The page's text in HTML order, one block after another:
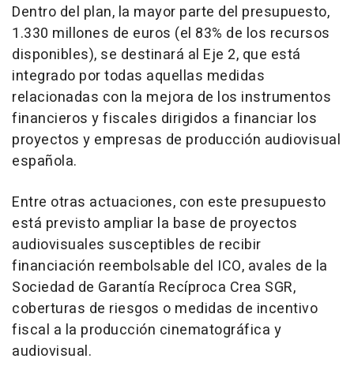
Dentro del plan, la mayor parte del presupuesto,
1.330 millones de euros (el 83% de los recursos
disponibles), se destinará al Eje 2, que está
integrado por todas aquellas medidas
relacionadas con la mejora de los instrumentos
financieros y fiscales dirigidos a financiar los
proyectos y empresas de producción audiovisual
española.
Entre otras actuaciones, con este presupuesto
está previsto ampliar la base de proyectos
audiovisuales susceptibles de recibir
financiación reembolsable del ICO, avales de la
Sociedad de Garantía Recíproca Crea SGR,
coberturas de riesgos o medidas de incentivo
fiscal a la producción cinematográfica y
audiovisual.